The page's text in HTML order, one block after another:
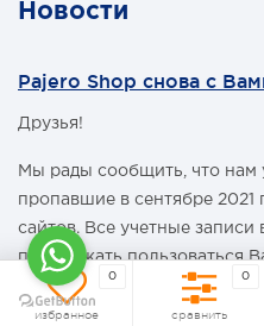
Новости
Pajero Shop снова с
Друзья!
Мы рады сообщить, что нам
пропавшие в сентябре
сайтов. Все учетные
продолжать пользоваться
этому радостному поводу
покупателю промокод со
0
избранное
0
сравнить